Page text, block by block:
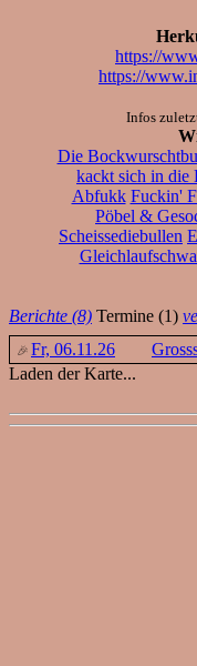
https://
https://
Infos
Die
kackt sich in die
Abfukk Fuckin'
Pöbel &
Scheissediebullen
Berichte (8) Termine (1)
Fr, 06.11.26
Laden der Karte...